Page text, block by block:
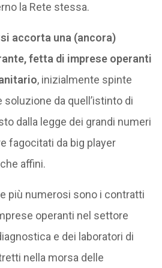
la Rete stessa.
accorta una (ancora)
fetta di imprese operanti
, inizialmente spinte
da quell’istinto di
dalla legge dei grandi numeri
fagocitati da big player
affini.
più numerosi sono i contratti
operanti nel settore
e dei laboratori di
nella morsa delle